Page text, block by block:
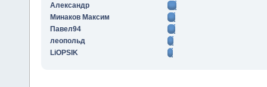
Алексaндр
Минаков Максим
Павел94
леопольд
LiOPSIK